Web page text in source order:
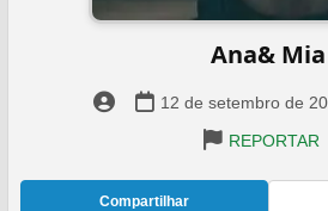
Ana& Mia
12 de setembro de
REPORTAR
Compartilhar